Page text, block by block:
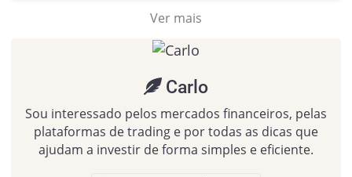
Ver mais
Carlo
Sou interessado pelos mercados financeiros, pelas
plataformas de trading e por todas as dicas que
ajudam a investir de forma simples e eficiente.